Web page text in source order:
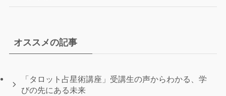
オススメの記事
「タロット占星術講座」受講生の声からわかる、学
びの先にある未来